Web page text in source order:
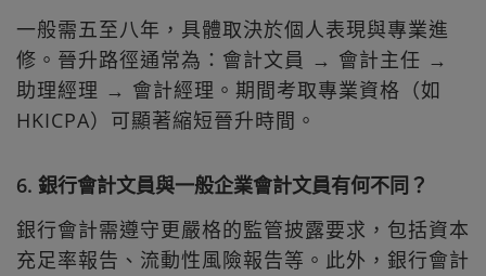
一般需五至八年，具體取決於個人表現與專業進
修。晉升路徑通常為：會計文員 → 會計主任 →
助理經理 → 會計經理。期間考取專業資格（如
HKICPA）可顯著縮短晉升時間。
6. 銀行會計文員與一般企業會計文員有何不同？
銀行會計需遵守更嚴格的監管披露要求，包括資本
充足率報告、流動性風險報告等。此外，銀行會計